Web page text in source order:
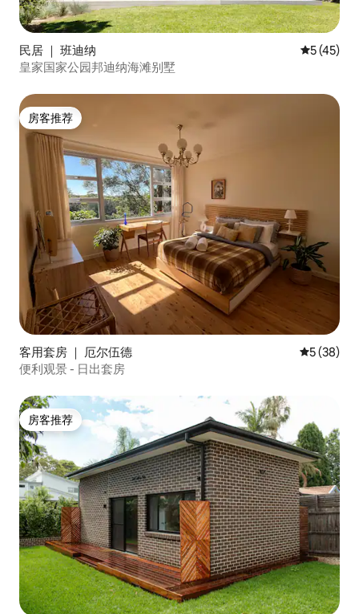
民居 ｜ 班迪纳 平均评分
5 (45)
皇家国家公园邦迪纳海滩别墅
房客推荐
房客推荐
客用套房 ｜ 厄尔伍德 平均评分
5 (38)
便利观景 - 日出套房
房客推荐
房客推荐